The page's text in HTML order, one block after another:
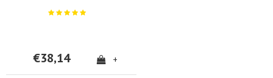
€38,14 +